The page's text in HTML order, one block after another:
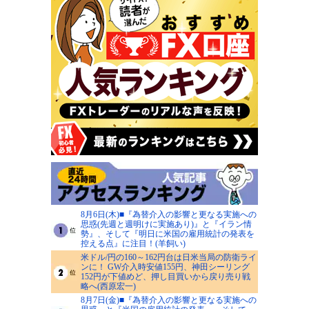
8月6日(木)■『為替介入の影響と更なる実施への
思惑(先週と週明けに実施あり)』と『イラン情
勢』、そして『明日に米国の雇用統計の発表を
控える点』に注目！(羊飼い)
米ドル/円の160～162円台は日米当局の防衛ライ
ンに！ GW介入時安値155円、神田シーリング
152円が下値めど、押し目買いから戻り売り戦
略へ(西原宏一)
8月7日(金)■『為替介入の影響と更なる実施への